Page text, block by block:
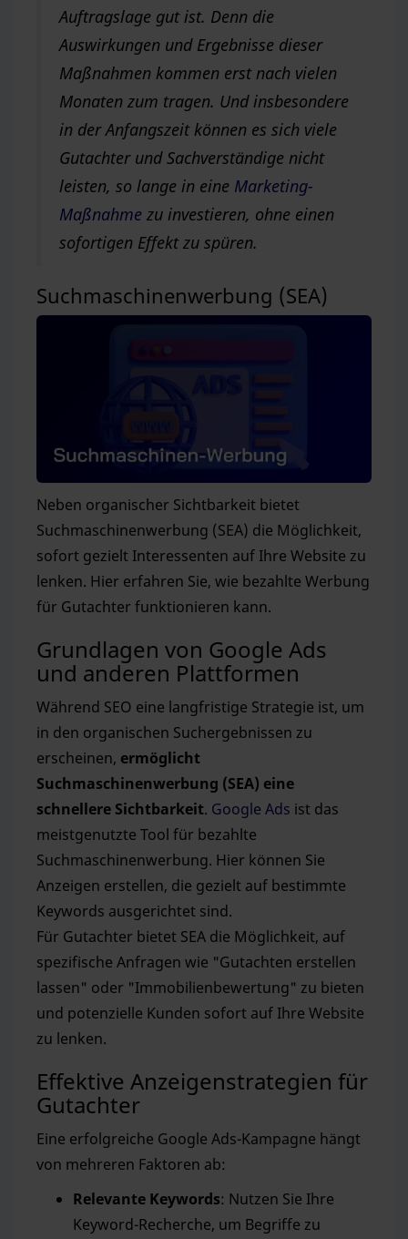
Auftragslage gut ist. Denn die
Auswirkungen und Ergebnisse dieser
Maßnahmen kommen erst nach vielen
Monaten zum tragen. Und insbesondere
in der Anfangszeit können es sich viele
Gutachter und Sachverständige nicht
leisten, so lange in eine Marketing-
Maßnahme zu investieren, ohne einen
sofortigen Effekt zu spüren.
Suchmaschinenwerbung (SEA)
Neben organischer Sichtbarkeit bietet
Suchmaschinenwerbung (SEA) die Möglichkeit,
sofort gezielt Interessenten auf Ihre Website zu
lenken. Hier erfahren Sie, wie bezahlte Werbung
für Gutachter funktionieren kann.
Grundlagen von Google Ads
und anderen Plattformen
Während SEO eine langfristige Strategie ist, um
in den organischen Suchergebnissen zu
erscheinen, ermöglicht
Suchmaschinenwerbung (SEA) eine
schnellere Sichtbarkeit. Google Ads ist das
meistgenutzte Tool für bezahlte
Suchmaschinenwerbung. Hier können Sie
Anzeigen erstellen, die gezielt auf bestimmte
Keywords ausgerichtet sind.
Für Gutachter bietet SEA die Möglichkeit, auf
spezifische Anfragen wie "Gutachten erstellen
lassen" oder "Immobilienbewertung" zu bieten
und potenzielle Kunden sofort auf Ihre Website
zu lenken.
Effektive Anzeigenstrategien für
Gutachter
Eine erfolgreiche Google Ads-Kampagne hängt
von mehreren Faktoren ab:
Relevante Keywords: Nutzen Sie Ihre
Keyword-Recherche, um Begriffe zu